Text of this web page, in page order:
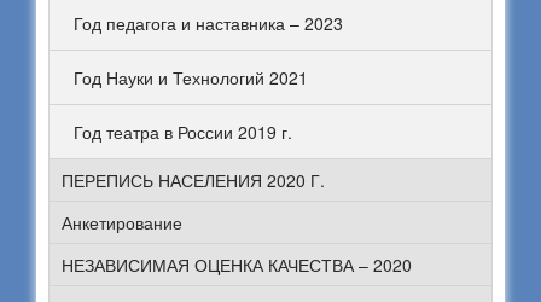
Год педагога и наставника – 2023
Год Науки и Технологий 2021
Год театра в России 2019 г.
ПЕРЕПИСЬ НАСЕЛЕНИЯ 2020 Г.
Анкетирование
НЕЗАВИСИМАЯ ОЦЕНКА КАЧЕСТВА – 2020